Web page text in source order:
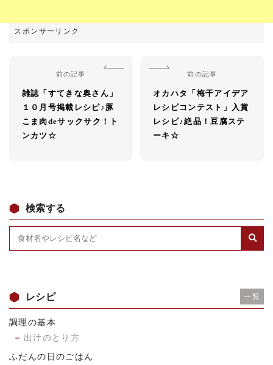
前の記事
雑誌「すてきな奥さん」
１０月号掲載レシピ♪豚
こま肉deサックサク！ト
ンカツ☆
前の記事
オカハタ「梅干アイデア
レシピコンテスト」入賞
レシピ♪絶品！豆腐ステ
ーキ☆
検索する
レシピ 一覧
調理の基本
出汁のとり方
ふだんの日のごはん